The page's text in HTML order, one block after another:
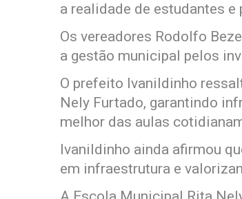
a realidade de estudantes e
Os vereadores Rodolfo
a gestão municipal pelos
O prefeito Ivanildinho
Nely Furtado, garantindo
melhor das aulas
Ivanildinho ainda afirmou
em infraestrutura e